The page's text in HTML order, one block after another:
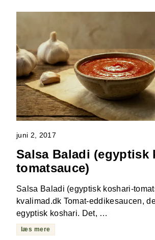
juni 2, 2017
Salsa Baladi (egyptisk
tomatsauce)
Salsa Baladi (egyptisk koshari-
kvalimad.dk Tomat-eddikesaucen,
egyptisk koshari. Det, …
læs mere